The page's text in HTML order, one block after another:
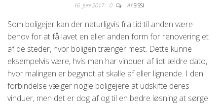
16. juni 2017 0 Af SISSI
Som boligejer kan der naturligvis fra tid til anden være
behov for at få lavet en eller anden form for renovering et
af de steder, hvor boligen trænger mest. Dette kunne
eksempelvis være, hvis man har vinduer af lidt ældre dato,
hvor malingen er begyndt at skalle af eller lignende. I den
forbindelse vælger nogle boligejere at udskifte deres
vinduer, men det er dog af og til en bedre løsning at sørge